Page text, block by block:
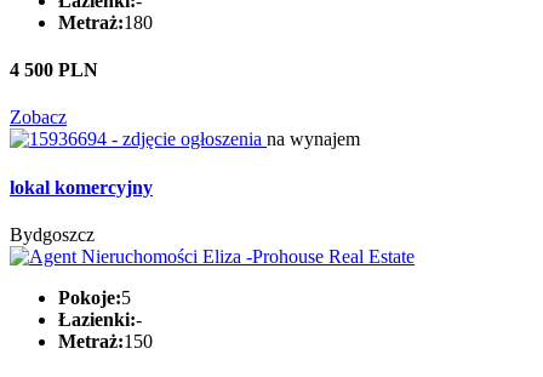
Metraż:180
4 500 PLN
Zobacz
na wynajem
lokal komercyjny
Bydgoszcz
Pokoje:5
Łazienki:-
Metraż:150